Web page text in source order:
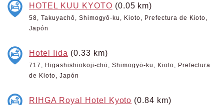
HOTEL KUU KYOTO (0.05 km)
58, Takuyachō, Shimogyō-ku, Kioto, Prefectura de Kioto,
Japón
Hotel Iida (0.33 km)
717, Higashishiokoji-chō, Shimogyō-ku, Kioto, Prefectura
de Kioto, Japón
RIHGA Royal Hotel Kyoto (0.84 km)